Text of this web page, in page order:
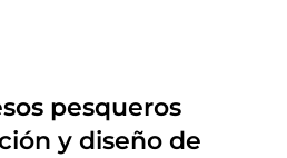
pesqueros
y diseño de